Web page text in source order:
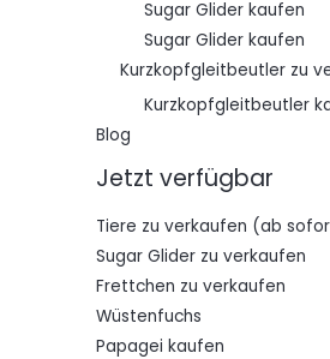
Sugar Glider kaufen
Sugar Glider kaufen
Kurzkopfgleitbeutler zu
Kurzkopfgleitbeutler
Blog
Jetzt verfügbar
Tiere zu verkaufen (ab
Sugar Glider zu verkaufen
Frettchen zu verkaufen
Wüstenfuchs
Papagei kaufen